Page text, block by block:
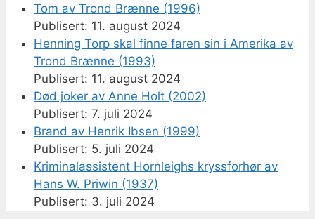
Tom av Trond Brænne (1996)
11. august 2024
Henning Torp skal finne faren sin i Amerika av
Trond Brænne (1993)
11. august 2024
Død joker av Anne Holt (2002)
7. juli 2024
Brand av Henrik Ibsen (1999)
5. juli 2024
Kriminalassistent Hornleighs kryssforhør av
Hans W. Priwin (1937)
3. juli 2024